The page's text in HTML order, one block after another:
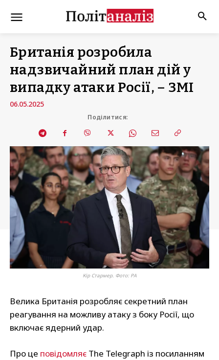
Британія розробила
надзвичайний план дій у
випадку атаки Росії, – ЗМІ
06.05.2025
Поділитися:
Кір Стармер. Фото: PA
Велика Британія розробляє секретний план
реагування на можливу атаку з боку Росії, що
включає ядерний удар.
Про це повідомляє The Telegraph із посиланням